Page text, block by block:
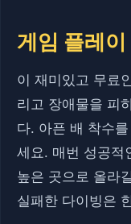
게임 플레이
이 재미있고 무료
리고 장애물을 피
다. 아픈 배 착수
세요. 매번 성공적
높은 곳으로 올라
실패한 다이빙은